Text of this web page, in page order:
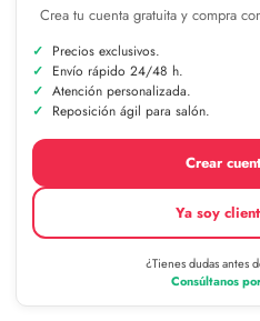
Crea tu cuenta gratuita y compra
Precios exclusivos.
Envío rápido 24/48 h.
Atención personalizada.
Reposición ágil para salón.
Crear
Ya soy
¿Tienes dudas antes
Consúltanos